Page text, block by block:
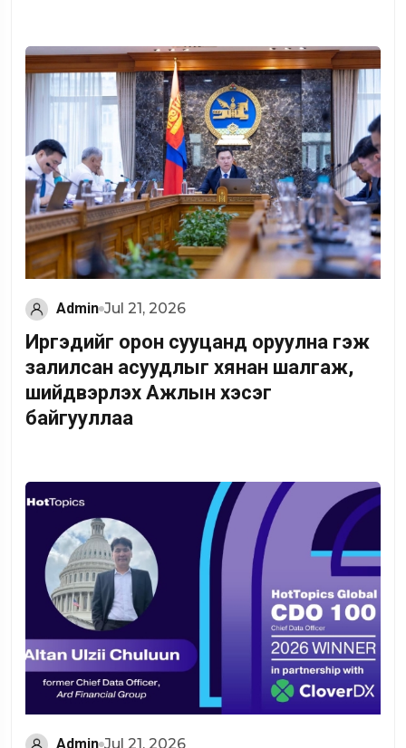
Admin Jul 21, 2026
Иргэдийг орон сууцанд оруулна гэж
залилсан асуудлыг хянан шалгаж,
шийдвэрлэх Ажлын хэсэг
байгууллаа
Admin Jul 21, 2026